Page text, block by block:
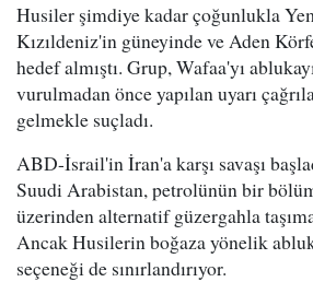
Husiler şimdiye kadar çoğunlukla
Kızıldeniz'in güneyinde ve Aden
hedef almıştı. Grup, Wafaa'yı
vurulmadan önce yapılan uyarı
gelmekle suçladı.
ABD-İsrail'in İran'a karşı savaşı
Suudi Arabistan, petrolünün bir
üzerinden alternatif güzergahla
Ancak Husilerin boğaza yönelik
seçeneği de sınırlandırıyor.